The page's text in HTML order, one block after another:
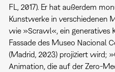
FL, 2017). Er hat außerdem
Kunstwerke in verschiedenen
wie »Scrawl«, ein generatives
Fassade des Museo Nacional
(Madrid, 2023) projiziert wird;
Animation, die auf der Zero-